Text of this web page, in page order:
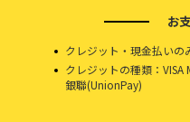
お
クレジット・現金払いの
クレジットの種類：VISA
銀聯(UnionPay)